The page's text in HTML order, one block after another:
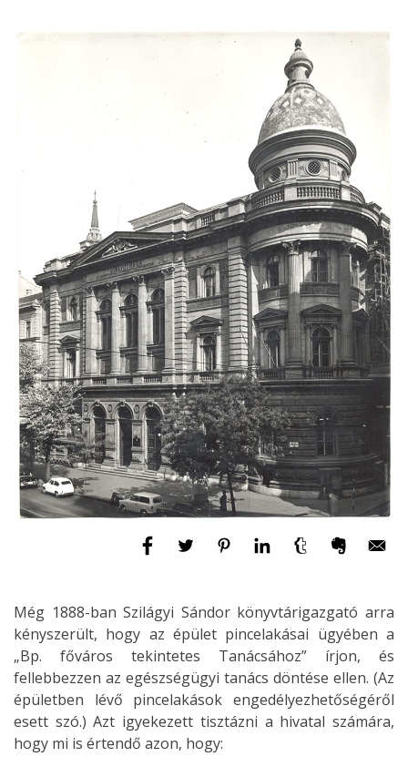
Még 1888-ban Szilágyi Sándor könyvtárigazgató arra
kényszerült, hogy az épület pincelakásai ügyében a
„Bp. főváros tekintetes Tanácsához” írjon, és
fellebbezzen az egészségügyi tanács döntése ellen. (Az
épületben lévő pincelakások engedélyezhetőségéről
esett szó.) Azt igyekezett tisztázni a hivatal számára,
hogy mi is értendő azon, hogy: